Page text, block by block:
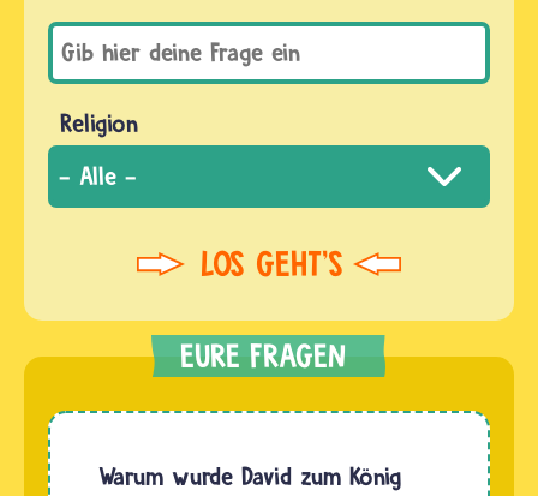
Religion
Warum wurde David zum König